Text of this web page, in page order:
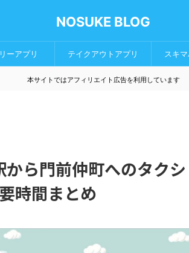
NOSUKE BLOG
ーアプリ テイクアウトアプリ スキ
本サイトではアフィリエイト広告を利用しています
から門前仲町へのタクシ
時間まとめ